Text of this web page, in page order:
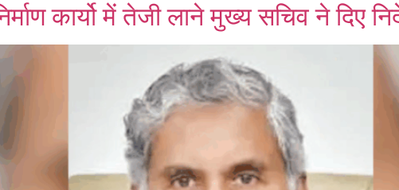
कार्यो में तेजी लाने मुख्य सचिव ने दिए